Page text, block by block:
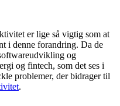
er lige så vigtig som at
i denne forandring. Da de
og
og fintech, som det ses i
problemer, der bidrager til
.